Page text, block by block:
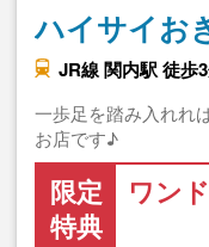
ハイサイお
JR線 関内駅 徒歩
一歩足を踏み入れれ
お店です♪
限定
特典
ワン